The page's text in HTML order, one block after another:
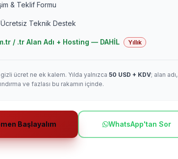
& Teklif Formu
Ücretsiz Teknik Destek
/ .tr Alan Adı + Hosting — DAHİL Yıllık
ücret ne ek kalem. Yılda yalnızca 50 USD + KDV; alan adı,
ve fazlası bu rakamın içinde.
Başlayalım WhatsApp'tan Sor